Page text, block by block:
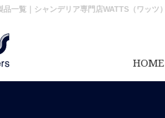
一覧｜シャンデリア専門店WATTS（ワッツ）
HOME